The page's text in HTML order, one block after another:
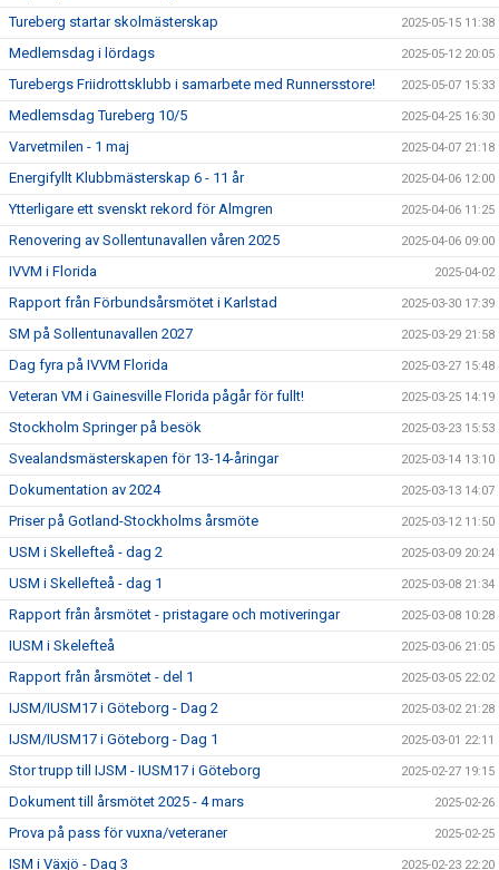
Tureberg startar skolmästerskap 2025-05-15 11:38
Medlemsdag i lördags 2025-05-12 20:05
Turebergs Friidrottsklubb i samarbete med Runnersstore! 2025-05-07 15:33
Medlemsdag Tureberg 10/5 2025-04-25 16:30
Varvetmilen - 1 maj 2025-04-07 21:18
Energifyllt Klubbmästerskap 6 - 11 år 2025-04-06 12:00
Ytterligare ett svenskt rekord för Almgren 2025-04-06 11:25
Renovering av Sollentunavallen våren 2025 2025-04-06 09:00
IVVM i Florida 2025-04-02
Rapport från Förbundsårsmötet i Karlstad 2025-03-30 17:39
SM på Sollentunavallen 2027 2025-03-29 21:58
Dag fyra på IVVM Florida 2025-03-27 15:48
Veteran VM i Gainesville Florida pågår för fullt! 2025-03-25 14:19
Stockholm Springer på besök 2025-03-23 15:53
Svealandsmästerskapen för 13-14-åringar 2025-03-14 13:10
Dokumentation av 2024 2025-03-13 14:07
Priser på Gotland-Stockholms årsmöte 2025-03-12 11:50
USM i Skellefteå - dag 2 2025-03-09 20:24
USM i Skellefteå - dag 1 2025-03-08 21:34
Rapport från årsmötet - pristagare och motiveringar 2025-03-08 10:28
IUSM i Skelefteå 2025-03-06 21:05
Rapport från årsmötet - del 1 2025-03-05 22:02
IJSM/IUSM17 i Göteborg - Dag 2 2025-03-02 21:28
IJSM/IUSM17 i Göteborg - Dag 1 2025-03-01 22:11
Stor trupp till IJSM - IUSM17 i Göteborg 2025-02-27 19:15
Dokument till årsmötet 2025 - 4 mars 2025-02-26
Prova på pass för vuxna/veteraner 2025-02-25
ISM i Växjö - Dag 3 2025-02-23 22:20